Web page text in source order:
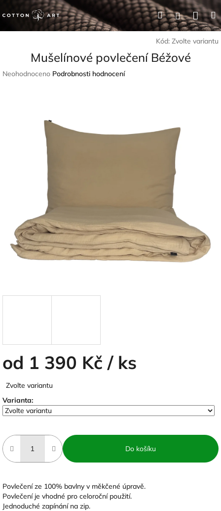
na
HledatPřihlášení
Kód: Zvolte variantu
Mušelínové povlečení Béžové
Průměrné
Neohodnoceno Podrobnosti hodnocení
od 1 390 Kč / ks
cena:
Zvolte variantu
Varianta:
Do košíku
Povlečení ze 100% bavlny v měkčené úpravě.
Povlečení je vhodné pro celoroční použití.
Jednoduché zapínání na zip.